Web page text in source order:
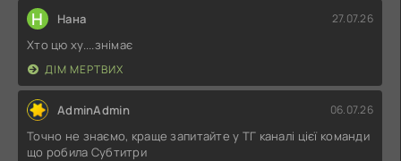
Н Нана 27.07.26
Хто цю ху....знімає
ДІМ МЕРТВИХ
AdminAdmin 06.07.26
Точно не знаємо, краще запитайте у ТГ каналі цієї команди
що робила Субтитри